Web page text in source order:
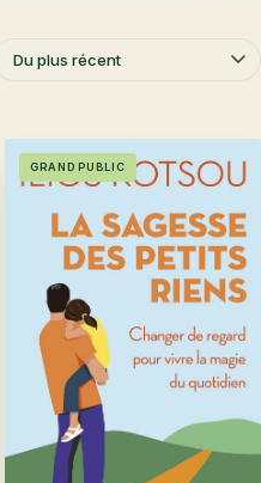
GRAND PUBLIC